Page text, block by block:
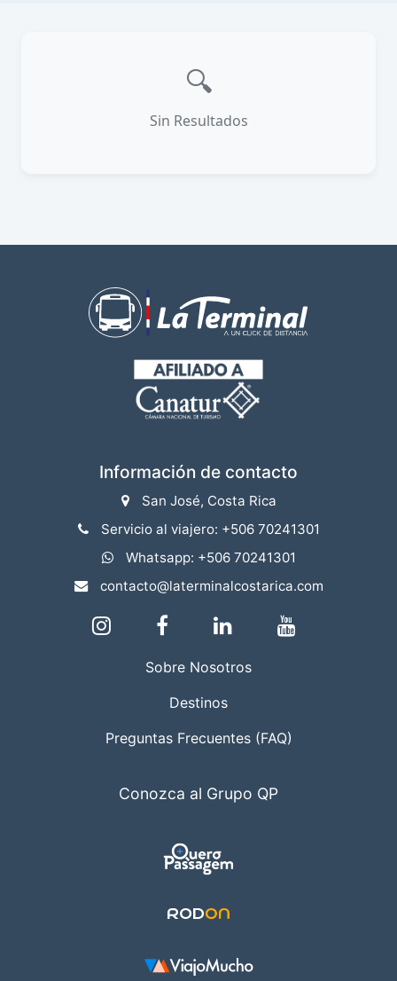
🔍
Sin Resultados
Información de contacto
San José, Costa Rica
Servicio al viajero: +506 70241301
Whatsapp: +506 70241301
contacto@laterminalcostarica.com
Sobre Nosotros
Destinos
Preguntas Frecuentes (FAQ)
Conozca al Grupo QP